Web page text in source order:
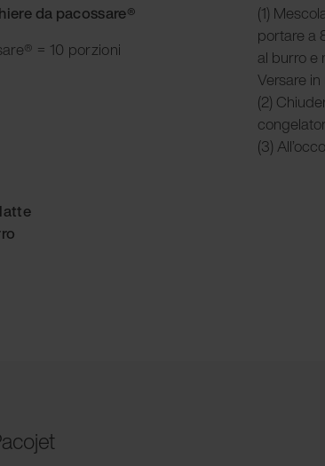
da pacossare®
= 10 porzioni
(1)
portare a
al burro e
Versare
(2)
(3)